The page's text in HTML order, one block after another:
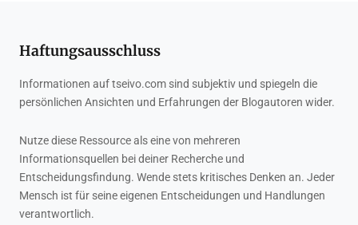
Haftungsausschluss
Informationen auf tseivo.com sind subjektiv und spiegeln die
persönlichen Ansichten und Erfahrungen der Blogautoren wider.
Nutze diese Ressource als eine von mehreren
Informationsquellen bei deiner Recherche und
Entscheidungsfindung. Wende stets kritisches Denken an. Jeder
Mensch ist für seine eigenen Entscheidungen und Handlungen
verantwortlich.